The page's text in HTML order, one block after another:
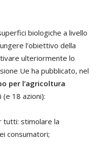
biologiche a livello
l’obiettivo della
ulteriormente lo
Ue ha pubblicato, nel
per l’agricoltura
(e 18 azioni):
tutti: stimolare la
consumatori;